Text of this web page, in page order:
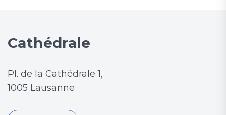
Cathédrale
Pl. de la Cathédrale 1,
1005 Lausanne